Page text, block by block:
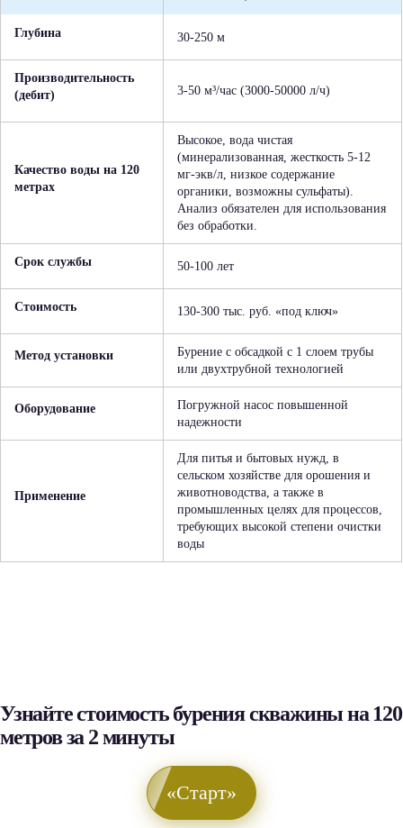
Глубина 30-250 м
Производительность
(дебит)
3-50 м³/час (3000-50000 л/ч)
Качество воды на 120
метрах
Высокое, вода чистая
(минерализованная, жесткость 5-12
мг-экв/л, низкое содержание
органики, возможны сульфаты).
Анализ обязателен для использования
без обработки.
Срок службы 50-100 лет
Стоимость 130-300 тыс. руб. «под ключ»
Метод установки
Бурение с обсадкой с 1 слоем трубы
или двухтрубной технологией
Оборудование
Погружной насос повышенной
надежности
Применение
Для питья и бытовых нужд, в
сельском хозяйстве для орошения и
животноводства, а также в
промышленных целях для процессов,
требующих высокой степени очистки
воды
Узнайте стоимость бурения скважины на 120
метров за 2 минуты
«Старт»